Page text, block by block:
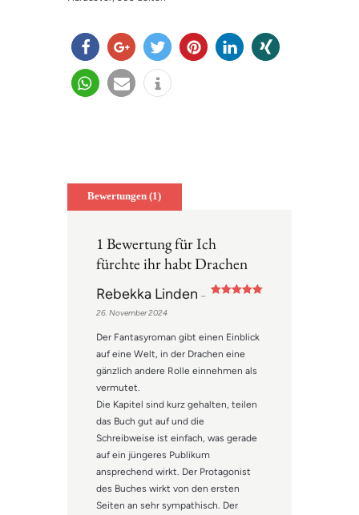
teilen teilen twitter
Bewertungen (1)
1 Bewertung fürIch
fürchte ihr habt Drachen
Rebekka Linden –
26. November 2024
Der Fantasyroman gibt einen Einblick
auf eine Welt, in der Drachen eine
gänzlich andere Rolle einnehmen als
vermutet.
Die Kapitel sind kurz gehalten, teilen
das Buch gut auf und die
Schreibweise ist einfach, was gerade
auf ein jüngeres Publikum
ansprechend wirkt. Der Protagonist
des Buches wirkt von den ersten
Seiten an sehr sympathisch. Der